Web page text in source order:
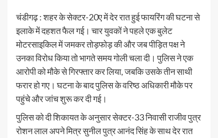
चंडीगढ़ : शहर के सेक्टर-20ए में देर रात हुई फायरिंग की घटना से
इलाके में दहशत फैल गई। चार युवकों ने पहले एक बुलेट
मोटरसाइकिल में जमकर तोड़फोड़ की और जब पीड़ित पक्ष ने
उनका विरोध किया तो भागते समय गोली चला दी। पुलिस ने एक
आरोपी को मौके से गिरफ्तार कर लिया, जबकि उसके तीन साथी
फरार हो गए। घटना के बाद पुलिस के वरिष्ठ अधिकारी मौके पर
पहुंचे और जांच शुरू कर दी गई।
पुलिस को दी शिकायत के अनुसार सेक्टर-33 निवासी राजीव पुत्र
रोशन लाल अपने मित्र सुनील पुत्र आनंद सिंह के साथ देर रात